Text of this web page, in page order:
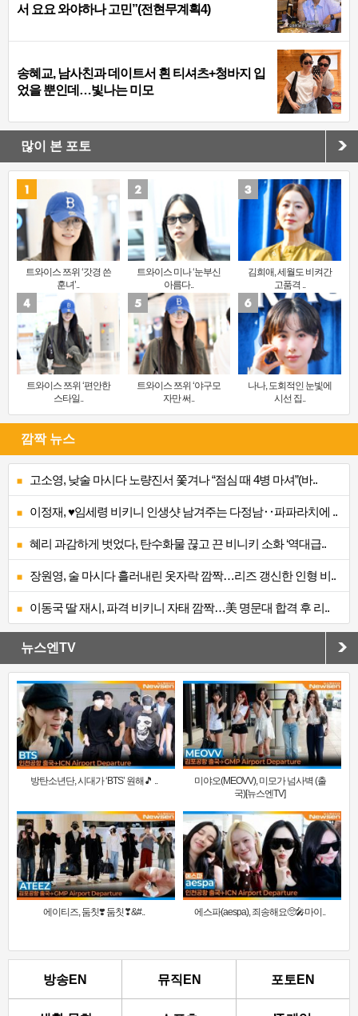
서 요요 와야하나 고민”(전현무계획4)
송혜교, 남사친과 데이트서 흰 티셔츠+청바지 입
었을 뿐인데…빛나는 미모
많이 본 포토
트와이스 쯔위 ‘갓경 쓴
훈녀’..
트와이스 미나 ‘눈부신
아름다..
김희애, 세월도 비켜간
고품격 ..
트와이스 쯔위 ‘편안한
스타일..
트와이스 쯔위 ‘야구모
자만 써..
나나, 도회적인 눈빛에
시선 집..
깜짝 뉴스
고소영, 낮술 마시다 노량진서 쫓겨나 “점심 때 4병 마셔”(바..
이정재, ♥임세령 비키니 인생샷 남겨주는 다정남‥파파라치에 ..
혜리 과감하게 벗었다, 탄수화물 끊고 끈 비니키 소화 ‘역대급..
장원영, 술 마시다 흘러내린 옷자락 깜짝…리즈 갱신한 인형 비..
이동국 딸 재시, 파격 비키니 자태 깜짝…美 명문대 합격 후 리..
뉴스엔TV
방탄소년단, 시대가 ‘BTS’ 원해🎵 ..
미야오(MEOVV), 미모가 넘사벽 (출
국)[뉴스엔TV]
에이티즈, 둠칫❣️ 둠칫❣&#.. 에스파(aespa), 죄송해요🥺🎤마이..
방송EN 뮤직EN 포토EN